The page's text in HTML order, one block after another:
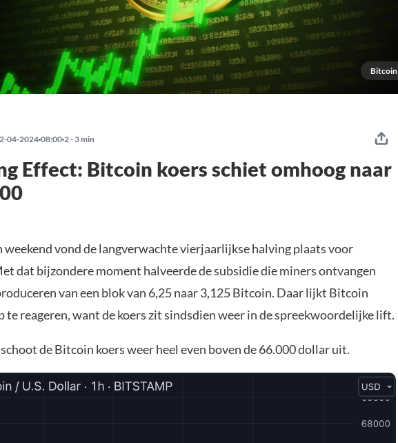
Bitcoin
04-202408:00 2 - 3 min
Effect: Bitcoin koers schiet omhoog naar
weekend vond de langverwachte vierjaarlijkse halving plaats voor
dat bijzondere moment halveerde de subsidie die miners ontvangen
van een blok van 6,25 naar 3,125 Bitcoin. Daar lijkt Bitcoin
te reageren, want de koers zit sindsdien weer in de spreekwoordelijke lift.
de Bitcoin koers weer heel even boven de 66.000 dollar uit.